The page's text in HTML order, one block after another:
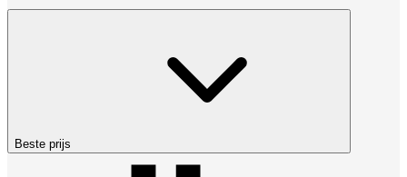
Beste prijs